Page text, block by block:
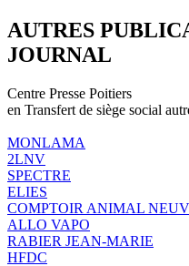
AUTRES
JOURNAL
Centre Presse Poitiers
en Transfert de siège social
MONLAMA
2LNV
SPECTRE
ELIES
COMPTOIR ANIMAL
ALLO VAPO
RABIER JEAN-MARIE
HFDC